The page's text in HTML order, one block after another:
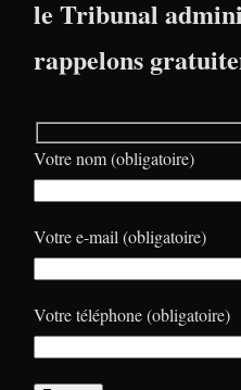
le Tribunal
rappelons
Votre nom (obligatoire)
Votre e-mail (obligatoire)
Votre téléphone (obligatoire)